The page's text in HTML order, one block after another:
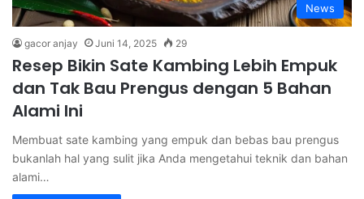
News
gacor anjay Juni 14, 2025 29
Resep Bikin Sate Kambing Lebih Empuk
dan Tak Bau Prengus dengan 5 Bahan
Alami Ini
Membuat sate kambing yang empuk dan bebas bau prengus
bukanlah hal yang sulit jika Anda mengetahui teknik dan bahan
alami…